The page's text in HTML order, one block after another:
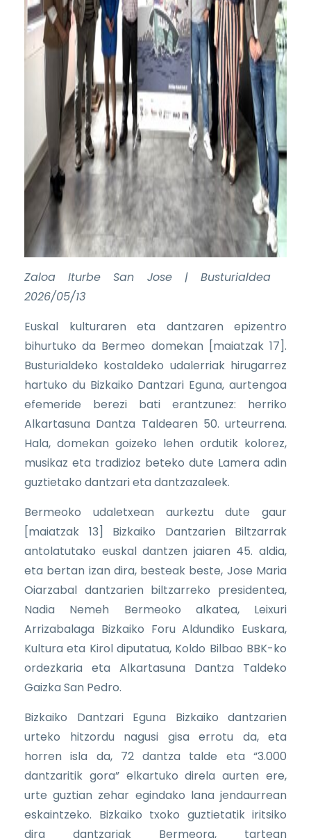
Zaloa Iturbe San Jose | Busturialdea
2026/05/13
Euskal kulturaren eta dantzaren epizentro
bihurtuko da Bermeo domekan [maiatzak 17].
Busturialdeko kostaldeko udalerriak hirugarrez
hartuko du Bizkaiko Dantzari Eguna, aurtengoa
efemeride berezi bati erantzunez: herriko
Alkartasuna Dantza Taldearen 50. urteurrena.
Hala, domekan goizeko lehen ordutik kolorez,
musikaz eta tradizioz beteko dute Lamera adin
guztietako dantzari eta dantzazaleek.
Bermeoko udaletxean aurkeztu dute gaur
[maiatzak 13] Bizkaiko Dantzarien Biltzarrak
antolatutako euskal dantzen jaiaren 45. aldia,
eta bertan izan dira, besteak beste, Jose Maria
Oiarzabal dantzarien biltzarreko presidentea,
Nadia Nemeh Bermeoko alkatea, Leixuri
Arrizabalaga Bizkaiko Foru Aldundiko Euskara,
Kultura eta Kirol diputatua, Koldo Bilbao BBK-ko
ordezkaria eta Alkartasuna Dantza Taldeko
Gaizka San Pedro.
Bizkaiko Dantzari Eguna Bizkaiko dantzarien
urteko hitzordu nagusi gisa errotu da, eta
horren isla da, 72 dantza talde eta “3.000
dantzaritik gora” elkartuko direla aurten ere,
urte guztian zehar egindako lana jendaurrean
eskaintzeko. Bizkaiko txoko guztietatik iritsiko
dira dantzariak Bermeora, tartean